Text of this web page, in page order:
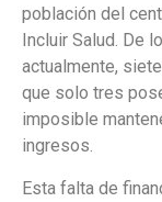
población del
Incluir Salud. De
actualmente,
que solo tres
imposible
ingresos.
Esta falta de